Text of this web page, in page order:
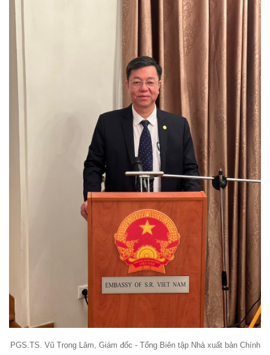
PGS.TS. Vũ Trọng Lâm, Giám đốc - Tổng Biên tập Nhà xuất bản Chính